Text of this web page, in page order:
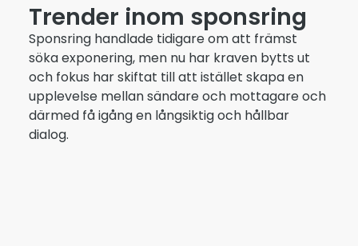
Trender inom sponsring
Sponsring handlade tidigare om att främst
söka exponering, men nu har kraven bytts ut
och fokus har skiftat till att istället skapa en
upplevelse mellan sändare och mottagare och
därmed få igång en långsiktig och hållbar
dialog.